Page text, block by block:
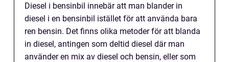
Diesel i bensinbil innebär att man blander in
diesel i en bensinbil istället för att använda bara
ren bensin. Det finns olika metoder för att blanda
in diesel, antingen som deltid diesel där man
använder en mix av diesel och bensin, eller som